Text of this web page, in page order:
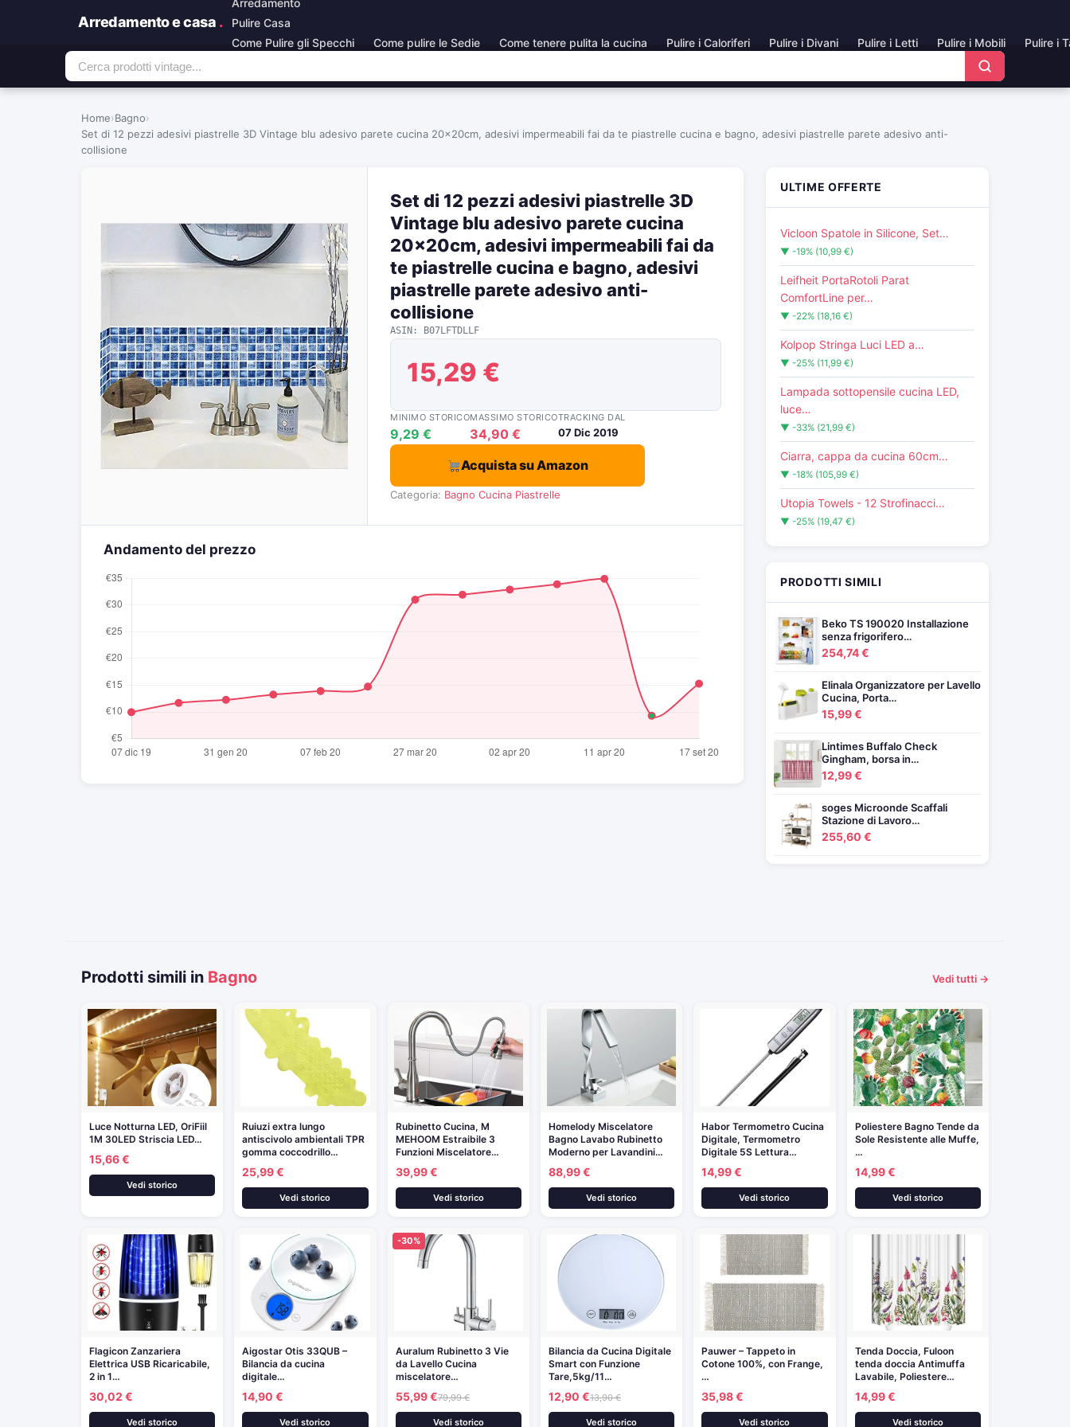
Arredamento e casa .
Pulire Casa
Come Pulire gli Specchi
Come pulire le Sedie Come tenere pulita la cucina Pulire i Caloriferi Pulire i Divani Pulire i Letti Pulire i Mobili Pulire i
Home›Bagno›
Set di 12 pezzi adesivi piastrelle 3D Vintage blu adesivo parete cucina 20x20cm, adesivi impermeabili fai da te piastrelle cucina e bagno, adesivi piastrelle parete adesivo anti-
collisione
Set di 12 pezzi adesivi piastrelle 3D
Vintage blu adesivo parete cucina
20x20cm, adesivi impermeabili fai da
te piastrelle cucina e bagno, adesivi
piastrelle parete adesivo anti-
collisione
ASIN: B07LFTDLLF
15,29 €
MINIMO STORICO
9,29 €
MASSIMO STORICO
34,90 €
TRACKING DAL
07 Dic 2019
Acquista su Amazon
Categoria: Bagno Cucina Piastrelle
Andamento del prezzo
ULTIME OFFERTE
Vicloon Spatole in Silicone, Set…
▼ -19% (10,99 €)
Leifheit PortaRotoli Parat
ComfortLine per…
▼ -22% (18,16 €)
Kolpop Stringa Luci LED a…
▼ -25% (11,99 €)
Lampada sottopensile cucina LED,
luce…
▼ -33% (21,99 €)
Ciarra, cappa da cucina 60cm…
▼ -18% (105,99 €)
Utopia Towels - 12 Strofinacci…
▼ -25% (19,47 €)
PRODOTTI SIMILI
Beko TS 190020 Installazione
senza frigorifero…
254,74 €
Elinala Organizzatore per Lavello
Cucina, Porta…
15,99 €
Lintimes Buffalo Check
Gingham, borsa in…
12,99 €
soges Microonde Scaffali
Stazione di Lavoro…
255,60 €
Prodotti simili in Bagno Vedi tutti →
Luce Notturna LED, OriFiil
1M 30LED Striscia LED…
15,66 €
Vedi storico
Ruiuzi extra lungo
antiscivolo ambientali TPR
gomma coccodrillo…
25,99 €
Vedi storico
Rubinetto Cucina, M
MEHOOM Estraibile 3
Funzioni Miscelatore…
39,99 €
Vedi storico
Homelody Miscelatore
Bagno Lavabo Rubinetto
Moderno per Lavandini…
88,99 €
Vedi storico
Habor Termometro Cucina
Digitale, Termometro
Digitale 5S Lettura…
14,99 €
Vedi storico
Poliestere Bagno Tende da
Sole Resistente alle Muffe,
…
14,99 €
Vedi storico
Flagicon Zanzariera
Elettrica USB Ricaricabile,
2 in 1…
30,02 €
Vedi storico
Aigostar Otis 33QUB –
Bilancia da cucina
digitale…
14,90 €
Vedi storico
-30%
Auralum Rubinetto 3 Vie
da Lavello Cucina
miscelatore…
55,99 €79,99 €
Vedi storico
Bilancia da Cucina Digitale
Smart con Funzione
Tare,5kg/11…
12,90 €13,90 €
Vedi storico
Pauwer – Tappeto in
Cotone 100%, con Frange,
…
35,98 €
Vedi storico
Tenda Doccia, Fuloon
tenda doccia Antimuffa
Lavabile, Poliestere…
14,99 €
Vedi storico